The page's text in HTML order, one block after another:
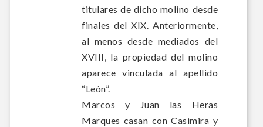
titulares de dicho molino desde
finales del XIX. Anteriormente,
al menos desde mediados del
XVIII, la propiedad del molino
aparece vinculada al apellido
“León”.
Marcos y Juan las Heras
Marques casan con Casimira y